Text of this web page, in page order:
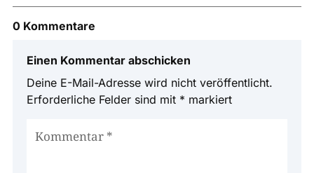
0 Kommentare
Einen Kommentar abschicken
Deine E-Mail-Adresse wird nicht veröffentlicht.
Erforderliche Felder sind mit * markiert